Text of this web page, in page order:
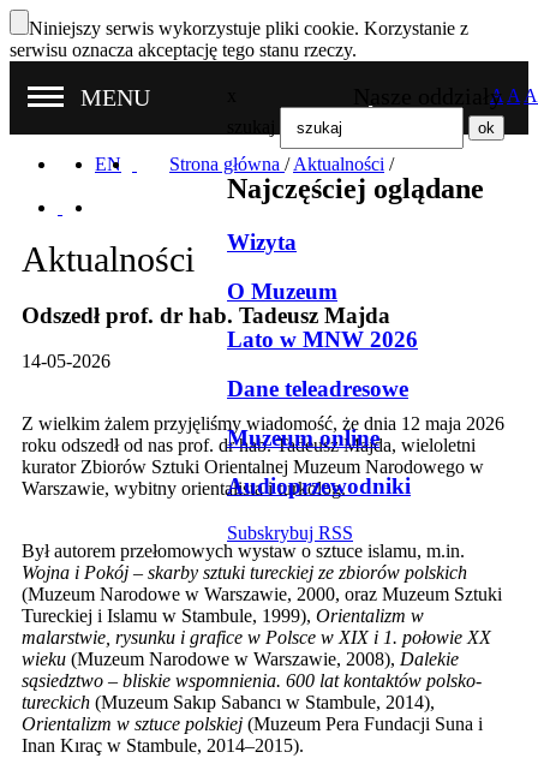
Niniejszy serwis wykorzystuje pliki cookie. Korzystanie z
serwisu oznacza akceptację tego stanu rzeczy.
Nasze oddziały
MENU
Najczęściej oglądane
Wizyta
O Muzeum
Lato w MNW 2026
Dane teleadresowe
Muzeum online
Audioprzewodniki
Subskrybuj RSS
A A A
EN Strona główna / Aktualności /
Aktualności
Odszedł prof. dr hab. Tadeusz Majda
14-05-2026
Z wielkim żalem przyjęliśmy wiadomość, że dnia 12 maja 2026
roku odszedł od nas prof. dr hab. Tadeusz Majda, wieloletni
kurator Zbiorów Sztuki Orientalnej Muzeum Narodowego w
Warszawie, wybitny orientalista i turkolog.
Był autorem przełomowych wystaw o sztuce islamu, m.in.
Wojna i Pokój – skarby sztuki tureckiej ze zbiorów polskich
(Muzeum Narodowe w Warszawie, 2000, oraz Muzeum Sztuki
Tureckiej i Islamu w Stambule, 1999), Orientalizm w
malarstwie, rysunku i grafice w Polsce w XIX i 1. połowie XX
wieku (Muzeum Narodowe w Warszawie, 2008), Dalekie
sąsiedztwo – bliskie wspomnienia. 600 lat kontaktów polsko-
tureckich (Muzeum Sakıp Sabancı w Stambule, 2014),
Orientalizm w sztuce polskiej (Muzeum Pera Fundacji Suna i
Inan Kıraç w Stambule, 2014–2015).